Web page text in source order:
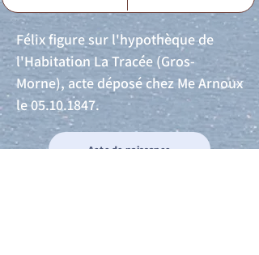
Félix figure sur l'hypothèque de
l'Habitation La Tracée (Gros-
Morne), acte déposé chez Me Arnoux
le05.10.1847.
Acte de naissance